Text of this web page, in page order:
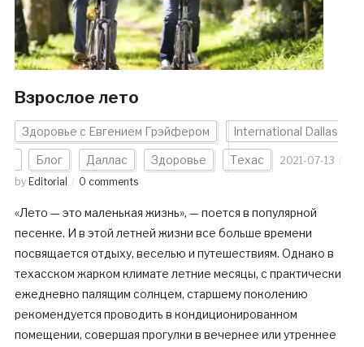
Взрослое лето
Здоровье с Евгением Грэйфером International Dallas
Блог Даллас Здоровье Техас
2021-07-13
by Editorial 0 comments
«Лето — это маленькая жизнь», — поется в популярной
песенке. И в этой летней жизни все больше времени
посвящается отдыху, веселью и путешествиям. Однако в
техасском жарком климате летние месяцы, с практически
ежедневно палящим солнцем, старшему поколению
рекомендуется проводить в кондиционированном
помещении, совершая прогулки в вечернее или утреннее